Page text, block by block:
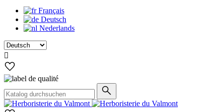
Français
Deutsch
Nederlands
